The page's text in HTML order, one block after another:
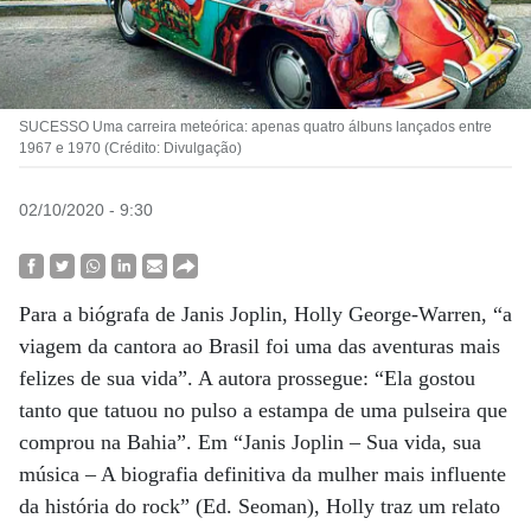
SUCESSO Uma carreira meteórica: apenas quatro álbuns lançados entre
1967 e 1970 (Crédito: Divulgação)
02/10/2020 - 9:30
Para a biógrafa de Janis Joplin, Holly George-Warren, “a
viagem da cantora ao Brasil foi uma das aventuras mais
felizes de sua vida”. A autora prossegue: “Ela gostou
tanto que tatuou no pulso a estampa de uma pulseira que
comprou na Bahia”. Em “Janis Joplin – Sua vida, sua
música – A biografia definitiva da mulher mais influente
da história do rock” (Ed. Seoman), Holly traz um relato